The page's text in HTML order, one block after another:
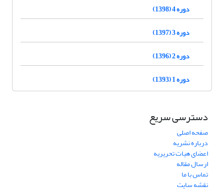
دوره 4 (1398)
دوره 3 (1397)
دوره 2 (1396)
دوره 1 (1393)
دسترسی سریع
صفحه اصلی
درباره نشریه
اعضای هیات تحریریه
ارسال مقاله
تماس با ما
نقشه سایت